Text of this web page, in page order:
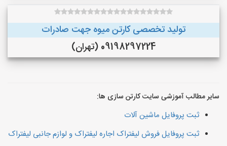
تولید تخصصی کارتن میوه جهت صادرات
09198297224 (تهران)
سایر مطالب آموزشی سایت کارتن سازی ها:
ثبت پروفایل ماشین آلات
ثبت پروفایل فروش لیفتراک اجاره لیفتراک و لوازم جانبی لیفتراک